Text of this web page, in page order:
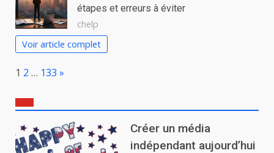
étapes et erreurs à éviter
chelp
Voir article complet
Page:
1 2 … 133 Next
»
Créer un média
indépendant aujourd’hui